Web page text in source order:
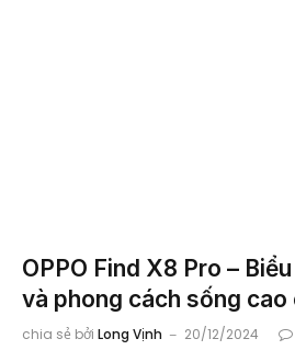
OPPO Find X8 Pro –
và phong cách sống
chia sẻ bởi Long Vịnh 20/12/2024